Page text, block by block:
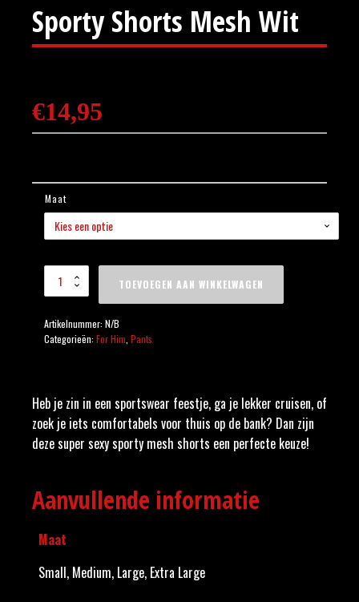
Sporty Shorts Mesh Wit
€14,95
Maat
Sporty Shorts Mesh Wit
aantal TOEVOEGEN AAN WINKELWAGEN
Artikelnummer: N/B
Categorieën: For Him Pants
Heb je zin in een sportswear feestje, ga je lekker cruisen, of
zoek je iets comfortabels voor thuis op de bank? Dan zijn
deze super sexy sporty mesh shorts een perfecte keuze!
Aanvullende informatie
Maat
Small, Medium, Large, Extra Large